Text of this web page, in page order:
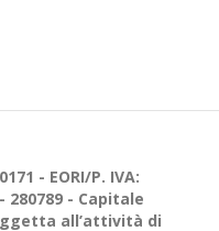
- EORI/P. IVA:
280789 - Capitale
all’attività di